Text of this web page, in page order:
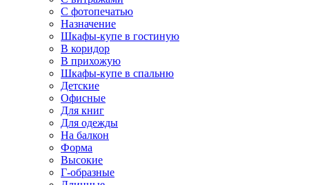
С фотопечатью
Назначение
Шкафы-купе в гостиную
В коридор
В прихожую
Шкафы-купе в спальню
Детские
Офисные
Для книг
Для одежды
На балкон
Форма
Высокие
Г-образные